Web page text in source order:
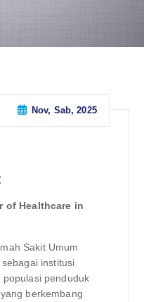
Nov, Sab, 2025
of Healthcare in
Sakit Umum
institusi
populasi penduduk
berkembang